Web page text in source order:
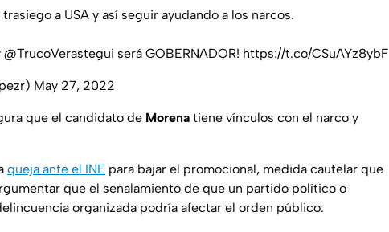
a USA y así seguir ayudando a los narcos.
@TrucoVerastegui será GOBERNADOR! https://t.co/CSuAYz8ybF
May 27, 2022
que el candidato de Morena tiene vínculos con el narco y
queja ante el INE para bajar el promocional, medida cautelar que
que el señalamiento de que un partido político o
organizada podría afectar el orden público.